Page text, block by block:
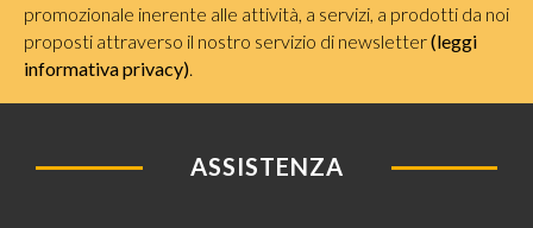
promozionale inerente alle attività, a servizi, a prodotti da noi
proposti attraverso il nostro servizio di newsletter(leggi
informativa privacy).
ASSISTENZA